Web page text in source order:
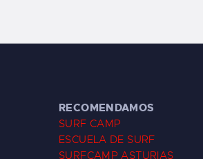
RECOMENDAMOS
SURF CAMP
ESCUELA DE SURF
SURFCAMP ASTURIAS